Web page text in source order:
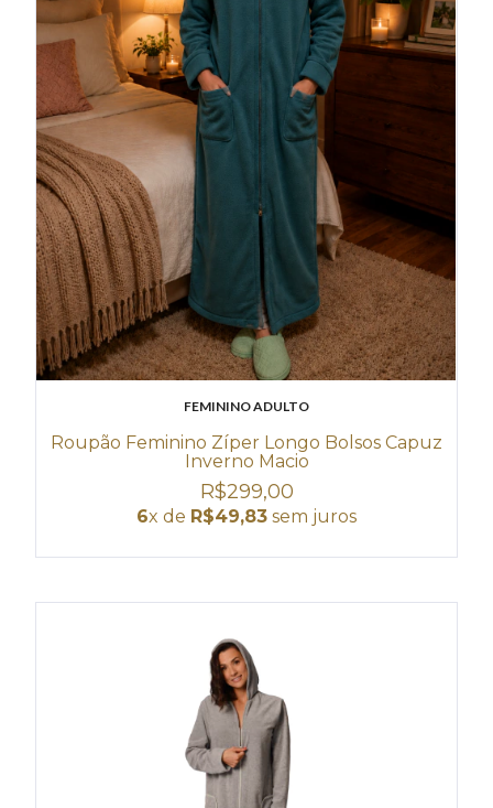
FEMININO ADULTO
Roupão Feminino Zíper Longo Bolsos Capuz
Inverno Macio
R$299,00
6x de R$49,83 sem juros